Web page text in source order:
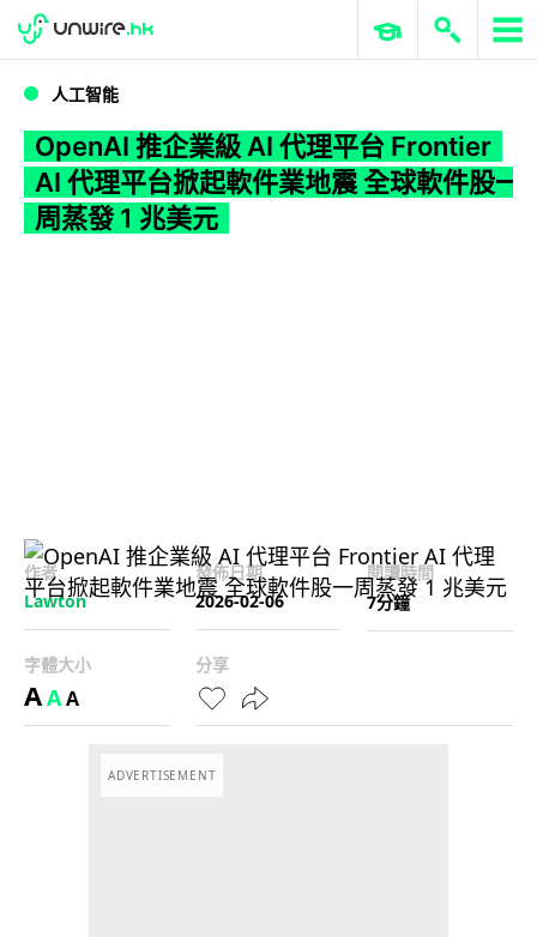
WWDC 2026 ERP 與商業 AI
人工智能
OpenAI 推企業級 AI 代理平台 Frontier
AI 代理平台掀起軟件業地震 全球軟件股一
周蒸發 1 兆美元
作者
Lawton
發佈日期
2026-02-06
閱讀時間
7分鐘
字體大小
AAA
分享
ADVERTISEMENT